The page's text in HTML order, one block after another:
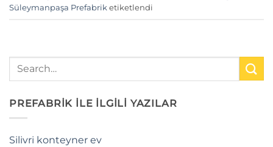
Süleymanpaşa Prefabrik etiketlendi
PREFABRİK İLE İLGİLİ YAZILAR
Silivri konteyner ev